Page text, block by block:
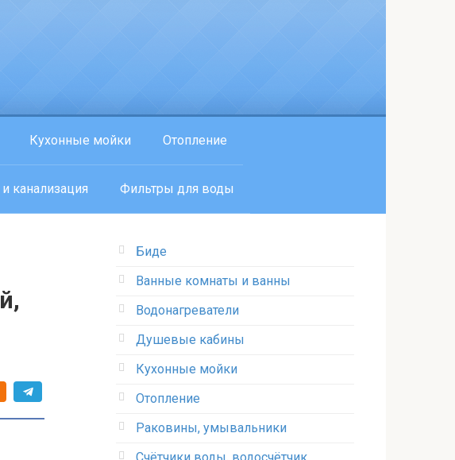
Кухонные мойки Отопление
канализация Фильтры для воды
Биде
Ванные комнаты и ванны
Водонагреватели
Душевые кабины
Кухонные мойки
Отопление
Раковины, умывальники